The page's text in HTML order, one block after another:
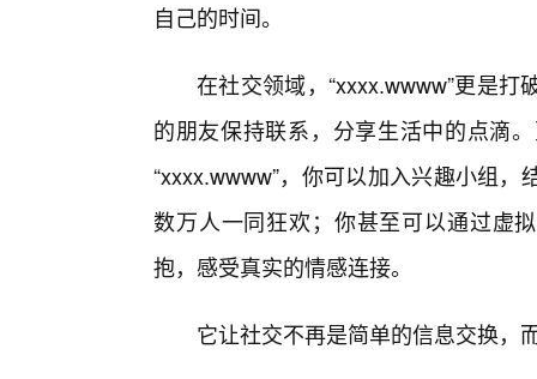
自己的时间。
在社交领域，“xxxx.wwww”更是
的朋友保持联系，分享生活中的点滴
“xxxx.wwww”，你可以加入兴趣小组
数万人一同狂欢；你甚至可以通过虚
抱，感受真实的情感连接。
它让社交不再是简单的信息交换，